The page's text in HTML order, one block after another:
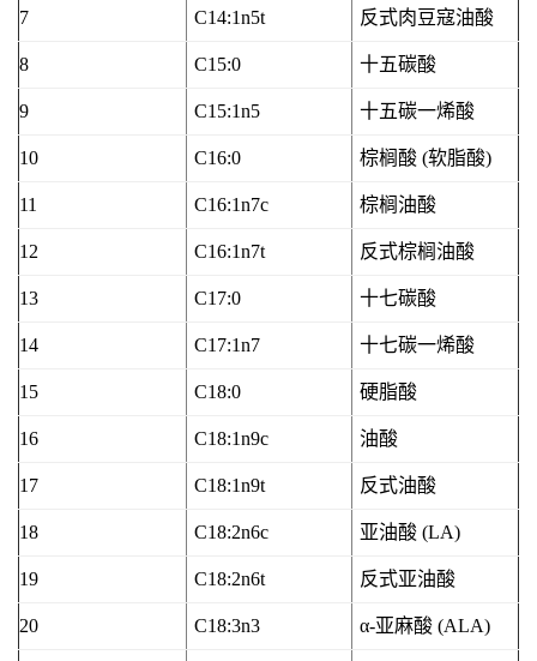
7 C14:1n5t 反式肉豆寇油酸
8 C15:0 十五碳酸
9 C15:1n5 十五碳一烯酸
10 C16:0 棕榈酸 (软脂酸)
11 C16:1n7c 棕榈油酸
12 C16:1n7t 反式棕榈油酸
13 C17:0 十七碳酸
14 C17:1n7 十七碳一烯酸
15 C18:0 硬脂酸
16 C18:1n9c 油酸
17 C18:1n9t 反式油酸
18 C18:2n6c 亚油酸 (LA)
19 C18:2n6t 反式亚油酸
20 C18:3n3 α-亚麻酸 (ALA)